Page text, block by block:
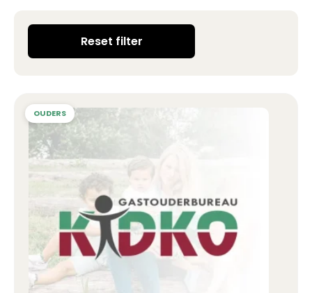
Reset filter